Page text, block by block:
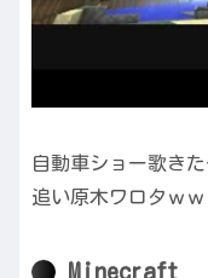
自動車ショー歌き
追い原木ワロタｗｗ
Minecraft